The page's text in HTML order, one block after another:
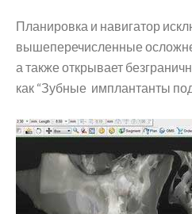
Планировка и навигатор
вышеперечисленные
а также открывает
как “Зубные имплантанты